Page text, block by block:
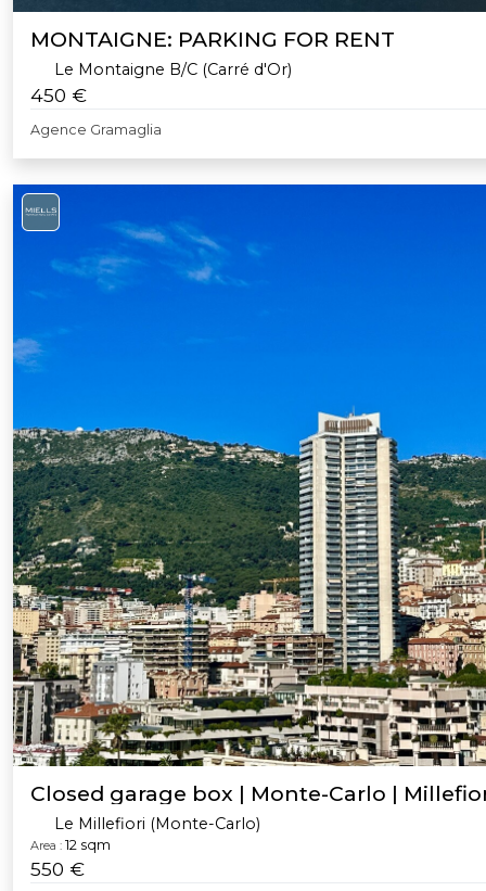
MONTAIGNE: PARKING FOR RENT
Le Montaigne B/C (Carré d'Or)
450 €
Agence Gramaglia
Closed garage box | Monte-Carlo |
Le Millefiori (Monte-Carlo)
Area : 12 sqm
550 €